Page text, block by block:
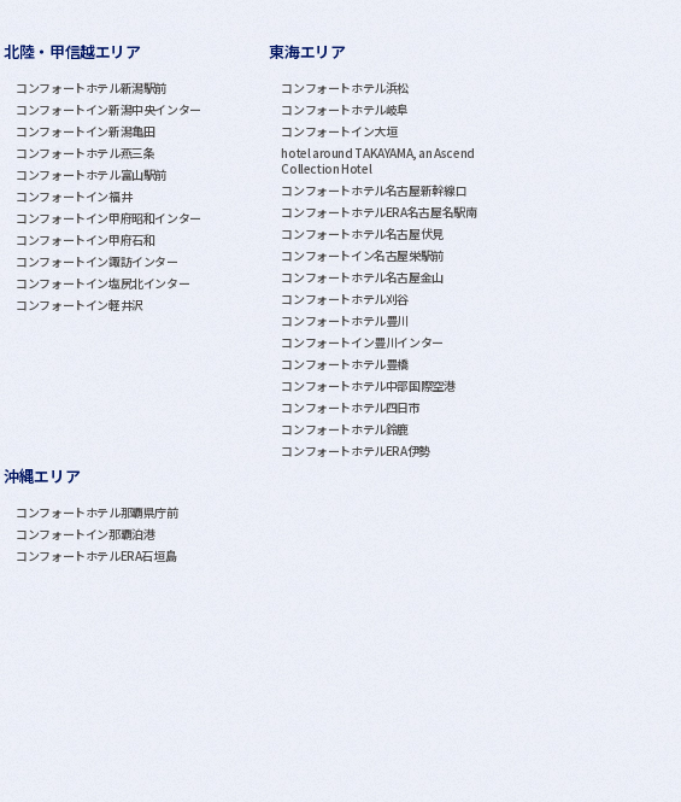
北陸・甲信越エリア
コンフォートホテル新潟駅前
コンフォートイン新潟中央インター
コンフォートイン新潟亀田
コンフォートホテル燕三条
コンフォートホテル富山駅前
コンフォートイン福井
コンフォートイン甲府昭和インター
コンフォートイン甲府石和
コンフォートイン諏訪インター
コンフォートイン塩尻北インター
コンフォートイン軽井沢
東海エリア
コンフォートホテル浜松
コンフォートホテル岐阜
コンフォートイン大垣
hotel around TAKAYAMA, an Ascend
Collection Hotel
コンフォートホテル名古屋新幹線口
コンフォートホテルERA名古屋名駅南
コンフォートホテル名古屋伏見
コンフォートイン名古屋栄駅前
コンフォートホテル名古屋金山
コンフォートホテル刈谷
コンフォートホテル豊川
コンフォートイン豊川インター
コンフォートホテル豊橋
コンフォートホテル中部国際空港
コンフォートホテル四日市
コンフォートホテル鈴鹿
コンフォートホテルERA伊勢
沖縄エリア
コンフォートホテル那覇県庁前
コンフォートイン那覇泊港
コンフォートホテルERA石垣島